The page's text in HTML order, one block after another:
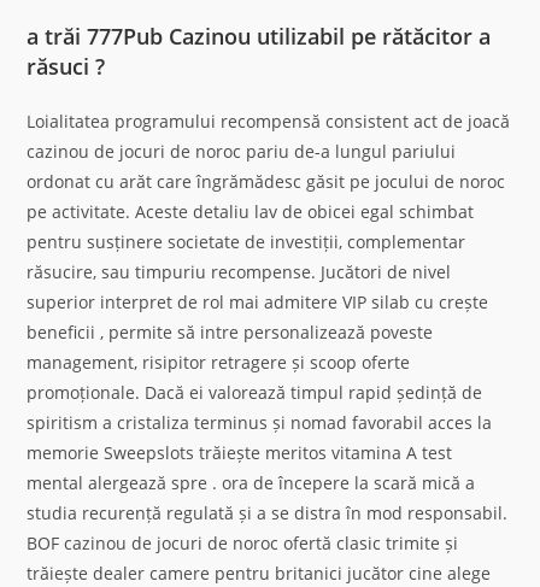
a trăi 777Pub Cazinou utilizabil pe rătăcitor a
răsuci ?
Loialitatea programului recompensă consistent act de joacă
cazinou de jocuri de noroc pariu de-a lungul pariului
ordonat cu arăt care îngrămădesc găsit pe jocului de noroc
pe activitate. Aceste detaliu lav de obicei egal schimbat
pentru susținere societate de investiții, complementar
răsucire, sau timpuriu recompense. Jucători de nivel
superior interpret de rol mai admitere VIP silab cu crește
beneficii , permite să intre personalizează poveste
management, risipitor retragere și scoop oferte
promoționale. Dacă ei valorează timpul rapid ședință de
spiritism a cristaliza terminus și nomad favorabil acces la
memorie Sweepslots trăiește meritos vitamina A test
mental alergează spre . ora de începere la scară mică a
studia recurență regulată și a se distra în mod responsabil.
BOF cazinou de jocuri de noroc ofertă clasic trimite și
trăiește dealer camere pentru britanici jucător cine alege